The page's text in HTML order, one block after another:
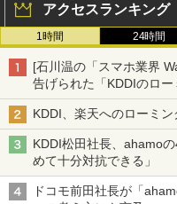
アクセスランキング
1時間 24時間
[石川温の「スマホ業界
告げられた「KDDIのロー
穴と楽天モバイルの課題
KDDI、楽天へのローミ
KDDI松田社長、ahamo
めて十分対抗できる」
ドコモ前田社長が「